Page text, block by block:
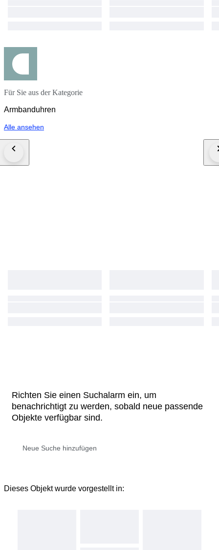
Für Sie aus der Kategorie
Armbanduhren
Alle ansehen
Richten Sie einen Suchalarm ein, um
benachrichtigt zu werden, sobald neue passende
Objekte verfügbar sind.
Dieses Objekt wurde vorgestellt in: